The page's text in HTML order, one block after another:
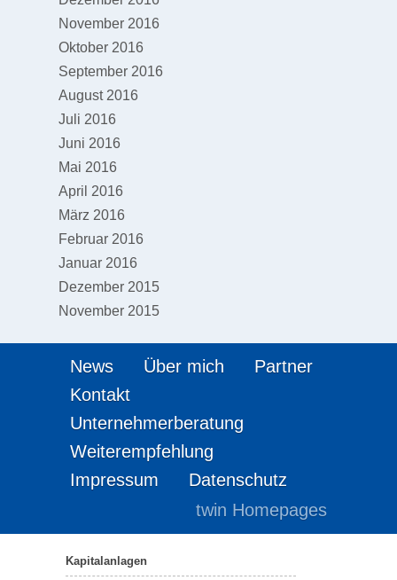
November 2016
Oktober 2016
September 2016
August 2016
Juli 2016
Juni 2016
Mai 2016
April 2016
März 2016
Februar 2016
Januar 2016
Dezember 2015
November 2015
News Über mich
Partner
Kontakt
Unternehmerberatung
Weiterempfehlung
Impressum
Datenschutz
twin Homepages
Kapitalanlagen